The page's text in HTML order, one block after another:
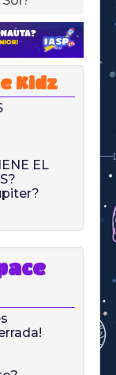
Kidz
EL